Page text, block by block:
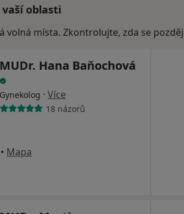
oblasti
volná místa. Zkontrolujte, zda se
MUDr. Hana Baňochová
Gynekolog · Více
18 názorů
• Mapa